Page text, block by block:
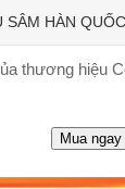
HÀN QUỐC
thương hiệu
Mua ngay